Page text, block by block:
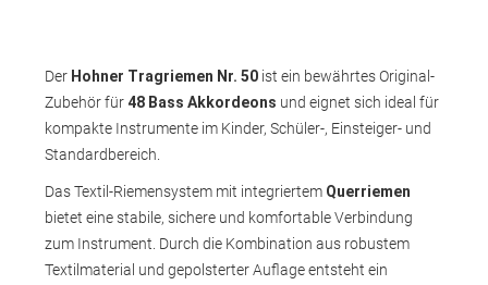
Der Hohner Tragriemen Nr. 50ist ein bewährtes Original-
Zubehör für48 Bass Akkordeons und eignet sich ideal für
kompakte Instrumente im Kinder, Schüler-, Einsteiger- und
Standardbereich.
Das Textil-Riemensystem mit integriertem Querriemen
bietet eine stabile, sichere und komfortable Verbindung
zum Instrument. Durch die Kombination aus robustem
Textilmaterial und gepolsterter Auflage entsteht ein